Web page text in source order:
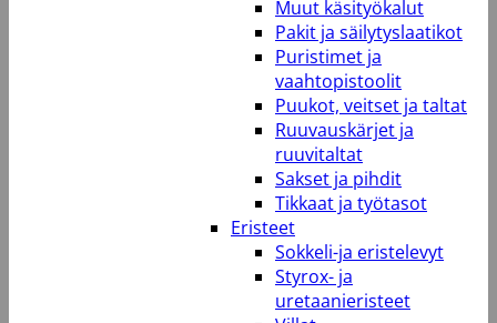
Muut käsityökalut
Pakit ja säilytyslaatikot
Puristimet ja
vaahtopistoolit
Puukot, veitset ja taltat
Ruuvauskärjet ja
ruuvitaltat
Sakset ja pihdit
Tikkaat ja työtasot
Eristeet
Sokkeli-ja eristelevyt
Styrox- ja
uretaanieristeet